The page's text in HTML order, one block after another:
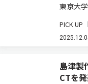
東京大
「透過
スリリ
PICK UP
島津製
CTを